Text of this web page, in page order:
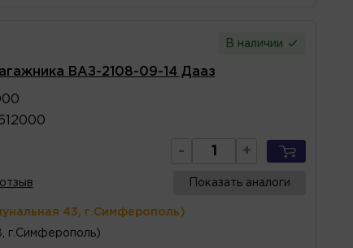
В наличии
ВАЗ-2108-09-14 Дааз
- +
Показать аналоги
43, г.Симферополь)
г.Симферополь)